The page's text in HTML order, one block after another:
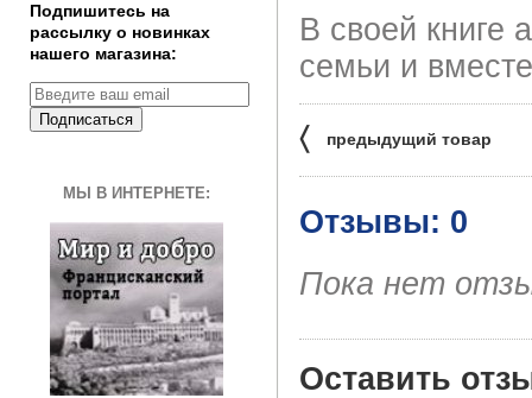
В своей книге
семьи и
〈 предыдущий товар
Отзывы: 0
Пока нет
Оставить
Подпишитесь на
рассылку о новинках
нашего магазина:
Подписаться
МЫ В ИНТЕРНЕТЕ: